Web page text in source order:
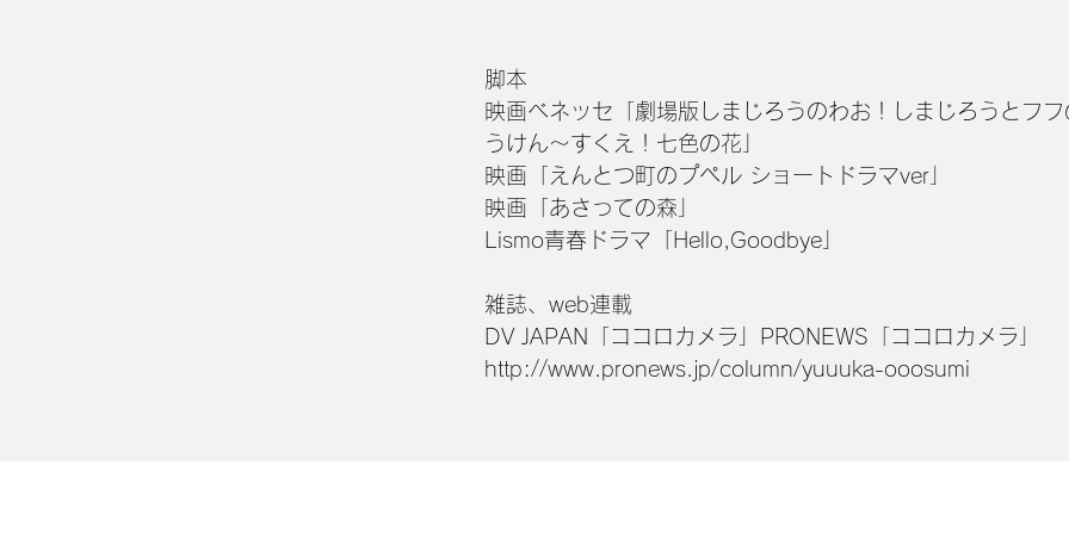
脚本
映画ベネッセ「劇場版しまじろうのわお！しまじろうとフ
うけん〜すくえ！七色の花」
映画「えんとつ町のプペル ショートドラマver」
映画「あさっての森」
Lismo青春ドラマ「Hello,Goodbye」
雑誌、web連載
DV JAPAN「ココロカメラ」PRONEWS「ココロカメラ」
http://www.pronews.jp/column/yuuuka-ooosumi